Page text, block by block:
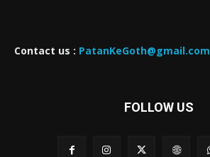
Contact us : PatanKeGoth@gmail.com
FOLLOW US